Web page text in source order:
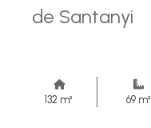
de Santanyi
132 m² 69 m²